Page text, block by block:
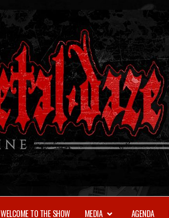
WELCOME TO THE SHOW MEDIA AGENDA